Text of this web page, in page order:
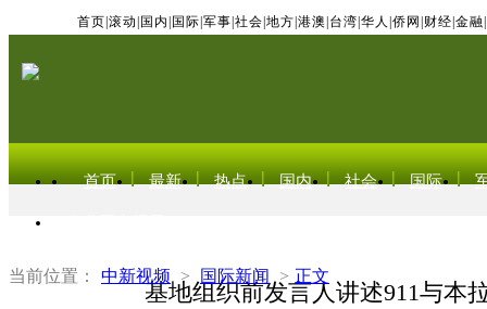
首页 滚动 国内 国际 军事 社会 地方 港澳 台湾 华人 侨网 财经 金融
首页 最新 热点 国内 社会 国际
当前位置： 中新视频 > 国际新闻 > 正文
基地组织前发言人讲述911与本